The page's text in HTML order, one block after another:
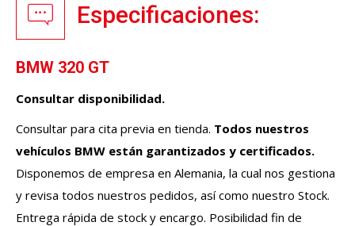
Especificaciones:
BMW 320 GT
Consultar disponibilidad.
Consultar para cita previa en tienda. Todos nuestros
vehículos BMW están garantizados y certificados.
Disponemos de empresa en Alemania, la cual nos gestiona
y revisa todos nuestros pedidos, así como nuestro Stock.
Entrega rápida de stock y encargo. Posibilidad fin de